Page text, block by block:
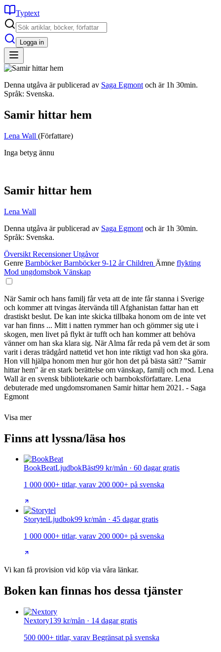
Typtext
Logga in
Denna utgåva är publicerad av Saga Egmont och är 1h 30min.
Språk: Svenska.
Samir hittar hem
Lena Wall (Författare)
Inga betyg ännu
Samir hittar hem
Lena Wall
Denna utgåva är publicerad av Saga Egmont och är 1h 30min.
Språk: Svenska.
Översikt RecensionerUtgåvor
Genre BarnböckerBarnböcker 9-12 årChildren Ämne flykting
Mod ungdomsbok Vänskap
När Samir och hans familj får veta att de inte får stanna i Sverige
och kommer att tvingas återvända till Afghanistan fattar han ett
drastiskt beslut. De kan inte skicka tillbaka honom om de inte vet
var han finns ... Mitt i natten rymmer han och gömmer sig ute i
skogen, men livet på flykt är tufft och han kommer att behöva
vänner om han ska klara sig. När Alma får reda på vem det är som
varit i deras trädgård nattetid vet hon inte riktigt vad hon ska göra.
Hon vill hjälpa honom men hur gör hon det på bästa sätt? "Samir
hittar hem" är en stark berättelse om vänskap, familj och mod. Lena
Wall är en svensk bibliotekarie och barnboksförfattare. Lena
debuterade med ungdomsromanen Samir hittar hem 2021. - Saga
Egmont
Visa mer
Finns att lyssna/läsa hos
BookBeatLjudbokBäst99 kr/mån · 60 dagar gratis
1 000 000+ titlar, varav 200 000+ på svenska
StorytelLjudbok99 kr/mån · 45 dagar gratis
1 000 000+ titlar, varav 200 000+ på svenska
Vi kan få provision vid köp via våra länkar.
Boken kan finnas hos dessa tjänster
Nextory139 kr/mån · 14 dagar gratis
500 000+ titlar, varav Begränsat på svenska